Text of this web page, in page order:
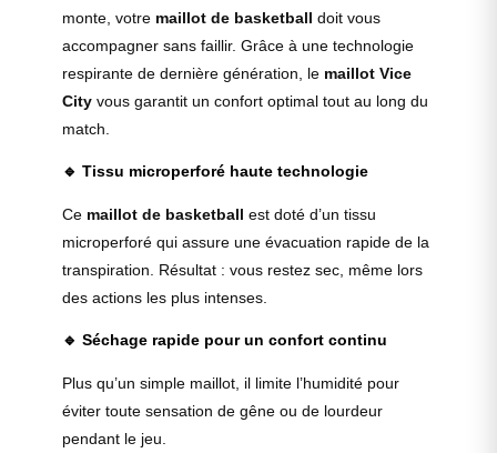
monte, votre maillot de basketball doit vous
accompagner sans faillir. Grâce à une technologie
respirante de dernière génération, le maillot Vice
City vous garantit un confort optimal tout au long du
match.
🔹 Tissu microperforé haute technologie
Ce maillot de basketball est doté d’un tissu
microperforé qui assure une évacuation rapide de la
transpiration. Résultat : vous restez sec, même lors
des actions les plus intenses.
🔹 Séchage rapide pour un confort continu
Plus qu’un simple maillot, il limite l’humidité pour
éviter toute sensation de gêne ou de lourdeur
pendant le jeu.